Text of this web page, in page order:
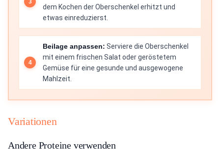
dem Kochen der Oberschenkel erhitzt und
etwas einreduzierst.
Beilage anpassen: Serviere die Oberschenkel
mit einem frischen Salat oder geröstetem
Gemüse für eine gesunde und ausgewogene
Mahlzeit.
Variationen
Andere Proteine verwenden